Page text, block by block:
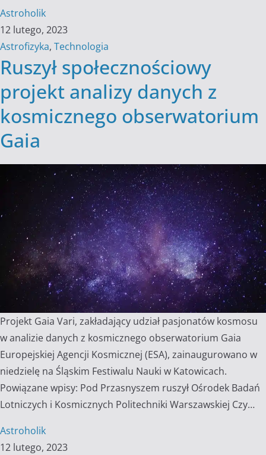
Astroholik
12 lutego, 2023
Astrofizyka, Technologia
Ruszył społecznościowy
projekt analizy danych z
kosmicznego obserwatorium
Gaia
Projekt Gaia Vari, zakładający udział pasjonatów kosmosu
w analizie danych z kosmicznego obserwatorium Gaia
Europejskiej Agencji Kosmicznej (ESA), zainaugurowano w
niedzielę na Śląskim Festiwalu Nauki w Katowicach.
Powiązane wpisy: Pod Przasnyszem ruszył Ośrodek Badań
Lotniczych i Kosmicznych Politechniki Warszawskiej Czy…
Astroholik
12 lutego, 2023